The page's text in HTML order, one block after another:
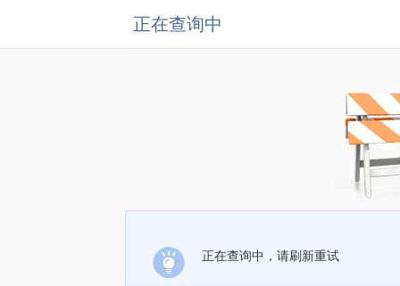
正在查询中
正在查询中，请刷新重试